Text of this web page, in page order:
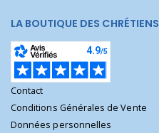
LA BOUTIQUE DES CHRÉTIENS
Contact
Conditions Générales de Vente
Données personnelles